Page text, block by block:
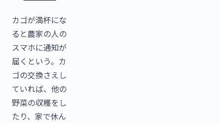
カゴが満杯にな
ると農家の人の
スマホに通知が
届くという。カ
ゴの交換さえし
ていれば、他の
野菜の収穫をし
たり、家で休ん